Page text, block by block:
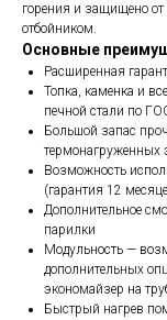
горения и защищено
отбойником.
Основные
Расширенная
Топка, каменка и
печной стали по
Большой запас
термонагруженных
Возможность
(гарантия 12
Дополнительное
парилки
Модульность —
дополнительных
экономайзер на
Быстрый нагрев